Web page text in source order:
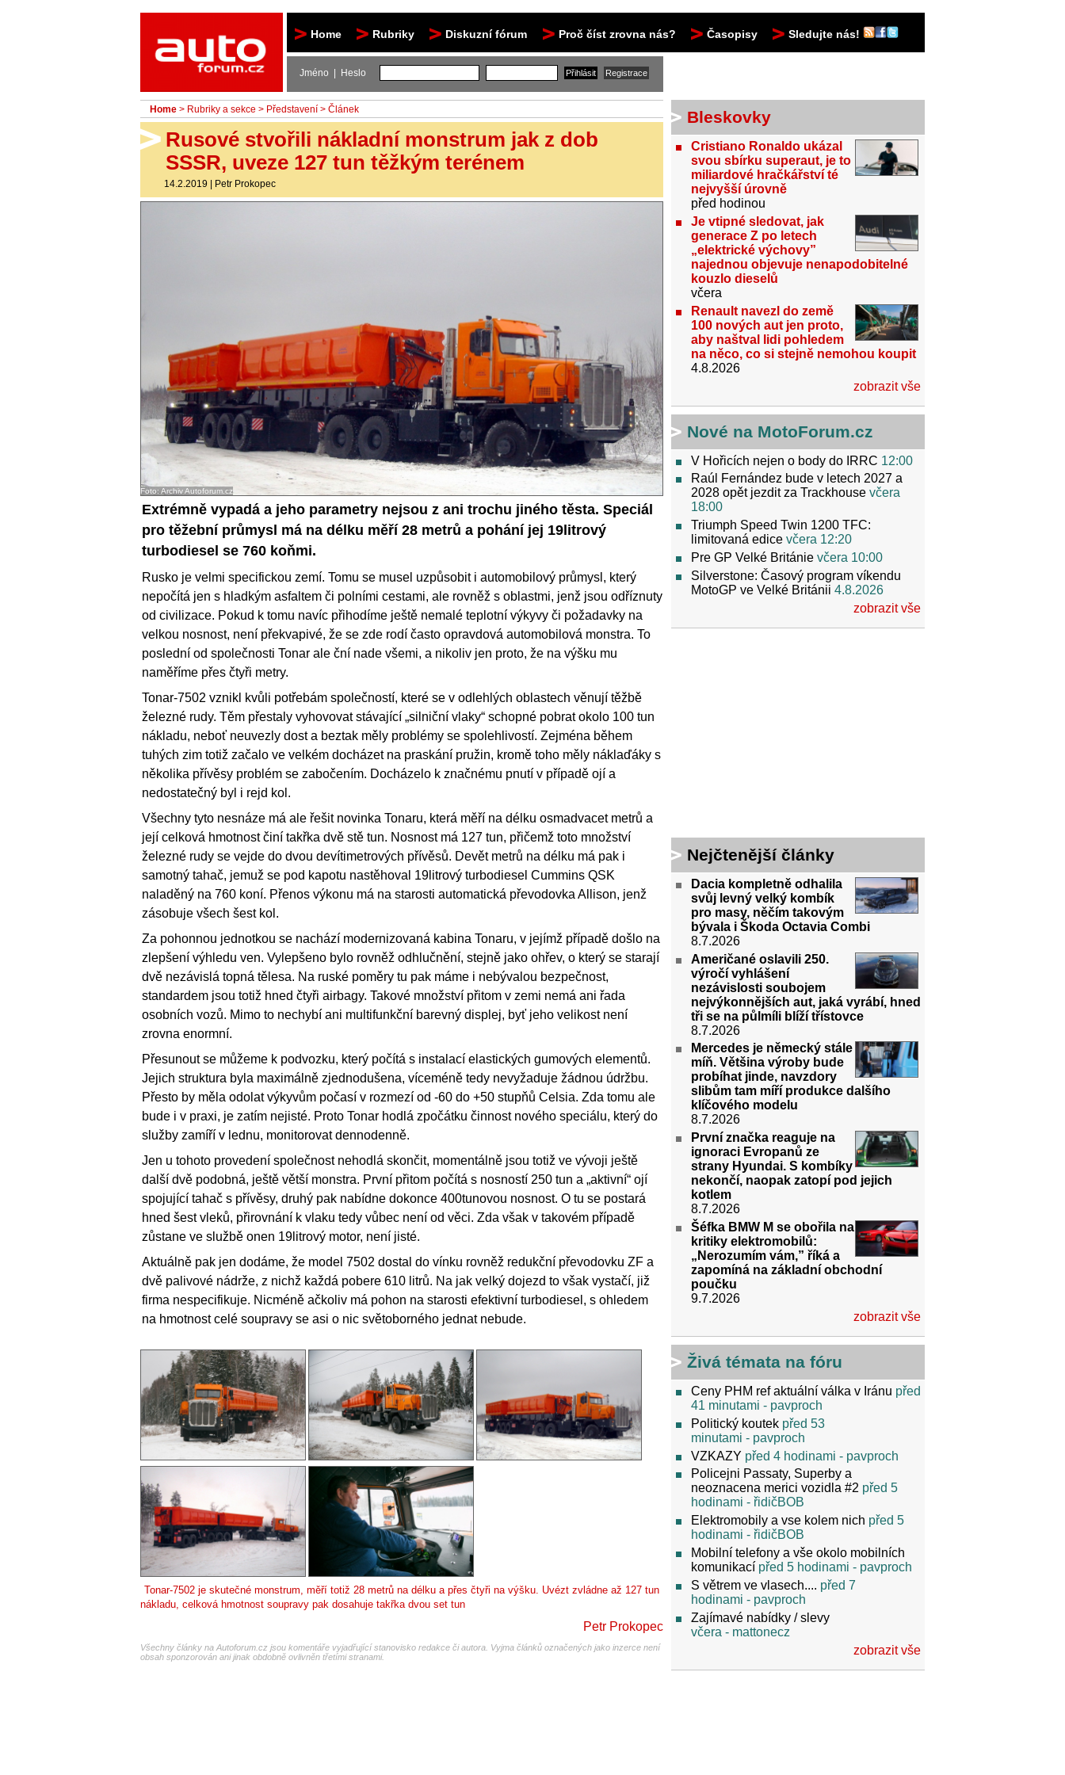
Home Rubriky Diskuzní fórum Proč číst zrovna nás? Časopisy Sledujte nás!
Jméno | Heslo
Home > Rubriky a sekce > Představení > Článek
Rusové stvořili nákladní monstrum jak z dob
SSSR, uveze 127 tun těžkým terénem
14.2.2019 | Petr Prokopec
Foto: Archiv Autoforum.cz
Extrémně vypadá a jeho parametry nejsou z ani trochu jiného těsta. Speciál
pro těžební průmysl má na délku měří 28 metrů a pohání jej 19litrový
turbodiesel se 760 koňmi.
Rusko je velmi specifickou zemí. Tomu se musel uzpůsobit i automobilový průmysl, který
nepočítá jen s hladkým asfaltem či polními cestami, ale rovněž s oblastmi, jenž jsou odříznuty
od civilizace. Pokud k tomu navíc přihodíme ještě nemalé teplotní výkyvy či požadavky na
velkou nosnost, není překvapivé, že se zde rodí často opravdová automobilová monstra. To
poslední od společnosti Tonar ale ční nade všemi, a nikoliv jen proto, že na výšku mu
naměříme přes čtyři metry.
Tonar-7502 vznikl kvůli potřebám společností, které se v odlehlých oblastech věnují těžbě
železné rudy. Těm přestaly vyhovovat stávající „silniční vlaky“ schopné pobrat okolo 100 tun
nákladu, neboť neuvezly dost a beztak měly problémy se spolehlivostí. Zejména během
tuhých zim totiž začalo ve velkém docházet na praskání pružin, kromě toho měly náklaďáky s
několika přívěsy problém se zabočením. Docházelo k značnému pnutí v případě ojí a
nedostatečný byl i rejd kol.
Všechny tyto nesnáze má ale řešit novinka Tonaru, která měří na délku osmadvacet metrů a
její celková hmotnost činí takřka dvě stě tun. Nosnost má 127 tun, přičemž toto množství
železné rudy se vejde do dvou devítimetrových přívěsů. Devět metrů na délku má pak i
samotný tahač, jemuž se pod kapotu nastěhoval 19litrový turbodiesel Cummins QSK
naladěný na 760 koní. Přenos výkonu má na starosti automatická převodovka Allison, jenž
zásobuje všech šest kol.
Za pohonnou jednotkou se nachází modernizovaná kabina Tonaru, v jejímž případě došlo na
zlepšení výhledu ven. Vylepšeno bylo rovněž odhlučnění, stejně jako ohřev, o který se starají
dvě nezávislá topná tělesa. Na ruské poměry tu pak máme i nebývalou bezpečnost,
standardem jsou totiž hned čtyři airbagy. Takové množství přitom v zemi nemá ani řada
osobních vozů. Mimo to nechybí ani multifunkční barevný displej, byť jeho velikost není
zrovna enormní.
Přesunout se můžeme k podvozku, který počítá s instalací elastických gumových elementů.
Jejich struktura byla maximálně zjednodušena, víceméně tedy nevyžaduje žádnou údržbu.
Přesto by měla odolat výkyvům počasí v rozmezí od -60 do +50 stupňů Celsia. Zda tomu ale
bude i v praxi, je zatím nejisté. Proto Tonar hodlá zpočátku činnost nového speciálu, který do
služby zamíří v lednu, monitorovat dennodenně.
Jen u tohoto provedení společnost nehodlá skončit, momentálně jsou totiž ve vývoji ještě
další dvě podobná, ještě větší monstra. První přitom počítá s nosností 250 tun a „aktivní“ ojí
spojující tahač s přívěsy, druhý pak nabídne dokonce 400tunovou nosnost. O tu se postará
hned šest vleků, přirovnání k vlaku tedy vůbec není od věci. Zda však v takovém případě
zůstane ve službě onen 19litrový motor, není jisté.
Aktuálně pak jen dodáme, že model 7502 dostal do vínku rovněž redukční převodovku ZF a
dvě palivové nádrže, z nichž každá pobere 610 litrů. Na jak velký dojezd to však vystačí, již
firma nespecifikuje. Nicméně ačkoliv má pohon na starosti efektivní turbodiesel, s ohledem
na hmotnost celé soupravy se asi o nic světoborného jednat nebude.
Tonar-7502 je skutečné monstrum, měří totiž 28 metrů na délku a přes čtyři na výšku. Uvézt zvládne až 127 tun
nákladu, celková hmotnost soupravy pak dosahuje takřka dvou set tun
Petr Prokopec
Všechny články na Autoforum.cz jsou komentáře vyjadřující stanovisko redakce či autora. Vyjma článků označených jako inzerce není
obsah sponzorován ani jinak obdobně ovlivněn třetími stranami.
Bleskovky
Cristiano Ronaldo ukázal
svou sbírku superaut, je to
miliardové hračkářství té
nejvyšší úrovně
před hodinou
Je vtipné sledovat, jak
generace Z po letech
„elektrické výchovy”
najednou objevuje nenapodobitelné
kouzlo dieselů
včera
Renault navezl do země
100 nových aut jen proto,
aby naštval lidi pohledem
na něco, co si stejně nemohou koupit
4.8.2026
zobrazit vše
Nové na MotoForum.cz
V Hořicích nejen o body do IRRC 12:00
Raúl Fernández bude v letech 2027 a
2028 opět jezdit za Trackhouse včera
18:00
Triumph Speed Twin 1200 TFC:
limitovaná edice včera 12:20
Pre GP Velké Británie včera 10:00
Silverstone: Časový program víkendu
MotoGP ve Velké Británii 4.8.2026
zobrazit vše
Nejčtenější články
Dacia kompletně odhalila
svůj levný velký kombík
pro masy, něčím takovým
bývala i Škoda Octavia Combi
8.7.2026
Američané oslavili 250.
výročí vyhlášení
nezávislosti soubojem
nejvýkonnějších aut, jaká vyrábí, hned
tři se na půlmíli blíží třístovce
8.7.2026
Mercedes je německý stále
míň. Většina výroby bude
probíhat jinde, navzdory
slibům tam míří produkce dalšího
klíčového modelu
8.7.2026
První značka reaguje na
ignoraci Evropanů ze
strany Hyundai. S kombíky
nekončí, naopak zatopí pod jejich
kotlem
8.7.2026
Šéfka BMW M se obořila na
kritiky elektromobilů:
„Nerozumím vám,” říká a
zapomíná na základní obchodní
poučku
9.7.2026
zobrazit vše
Živá témata na fóru
Ceny PHM ref aktuální válka v Iránu před
41 minutami - pavproch
Politický koutek před 53
minutami - pavproch
VZKAZY před 4 hodinami - pavproch
Policejni Passaty, Superby a
neoznacena merici vozidla #2 před 5
hodinami - řidičBOB
Elektromobily a vse kolem nich před 5
hodinami - řidičBOB
Mobilní telefony a vše okolo mobilních
komunikací před 5 hodinami - pavproch
S větrem ve vlasech.... před 7
hodinami - pavproch
Zajímavé nabídky / slevy
včera - mattonecz
zobrazit vše